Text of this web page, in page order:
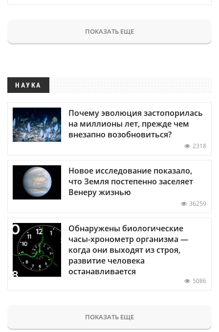
ПОКАЗАТЬ ЕЩЕ
НАУКА
Почему эволюция застопорилась
на миллионы лет, прежде чем
внезапно возобновиться?
2318
Новое исследование показало,
что Земля постепенно заселяет
Венеру жизнью
36259
Обнаружены биологические
часы-хронометр организма —
когда они выходят из строя,
развитие человека
останавливается
5086
ПОКАЗАТЬ ЕЩЕ